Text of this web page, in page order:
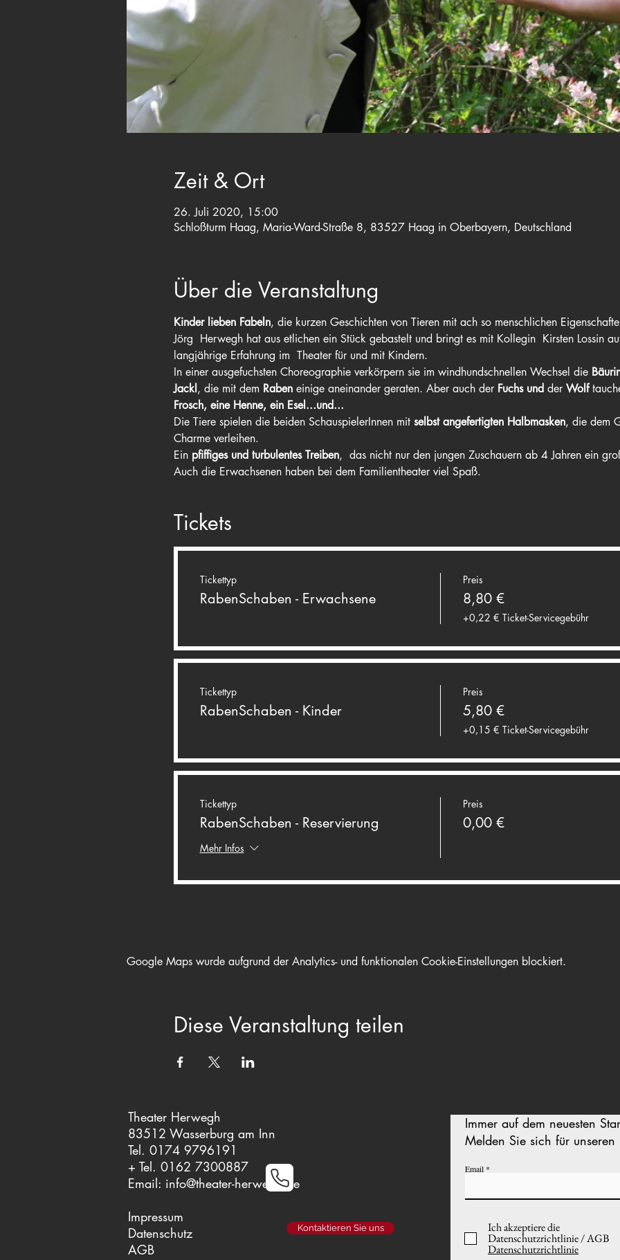
Zeit & Ort
26. Juli 2020, 15:00
Schloßturm Haag, Maria-Ward-Straße 8, 83527 Haag in Oberbayern, Deutschland
Über die Veranstaltung
Kinder lieben Fabeln, die kurzen Geschichten von Tieren mit ach so menschlichen
Jörg  Herwegh hat aus etlichen ein Stück gebastelt und bringt es mit Kollegin  Kirsten Lossin
langjährige Erfahrung im  Theater für und mit Kindern.
In einer ausgefuchsten Choreographie verkörpern sie im windhundschnellen Wechsel die
Jackl , die mit dem Raben einige aneinander geraten. Aber auch der Fuchs und der Wolf
Frosch, eine Henne, ein Esel...und...
Die Tiere spielen die beiden SchauspielerInnen mit selbst angefertigten Halbmasken, die dem
Charme verleihen.
Ein pfiffiges und turbulentes Treiben,  das nicht nur den jungen Zuschauern ab 4 Jahren ein
Auch die Erwachsenen haben bei dem Familientheater viel Spaß.
Tickets
Tickettyp
RabenSchaben - Erwachsene
Preis
8,80 €
+0,22 € Ticket-Servicegebühr
Tickettyp
RabenSchaben - Kinder
Preis
5,80 €
+0,15 € Ticket-Servicegebühr
Tickettyp
RabenSchaben - Reservierung
Mehr Infos
Preis
0,00 €
Google Maps wurde aufgrund der Analytics- und funktionalen Cookie-Einstellungen blockiert.
Diese Veranstaltung teilen
Theater Herwegh
83512 Wasserburg am Inn
Tel. 0174 9796191
+ Tel. 0162 7300887
Email: info@theater-herwegh.de
Impressum
Datenschutz
AGB
Immer auf dem neuesten
Melden Sie sich für
Email
Ich akzeptiere die
Datenschutzrichtlinie / AGB
Datenschutzrichtlinie
Kontaktieren Sie uns